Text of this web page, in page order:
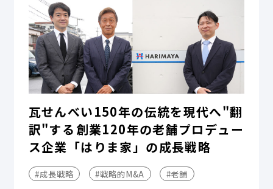
瓦せんべい150年の伝統を現代へ"翻
訳"する――創業120年の老舗プロデュー
ス企業「はりま家」の成長戦略
#成長戦略 #戦略的M&A #老舗